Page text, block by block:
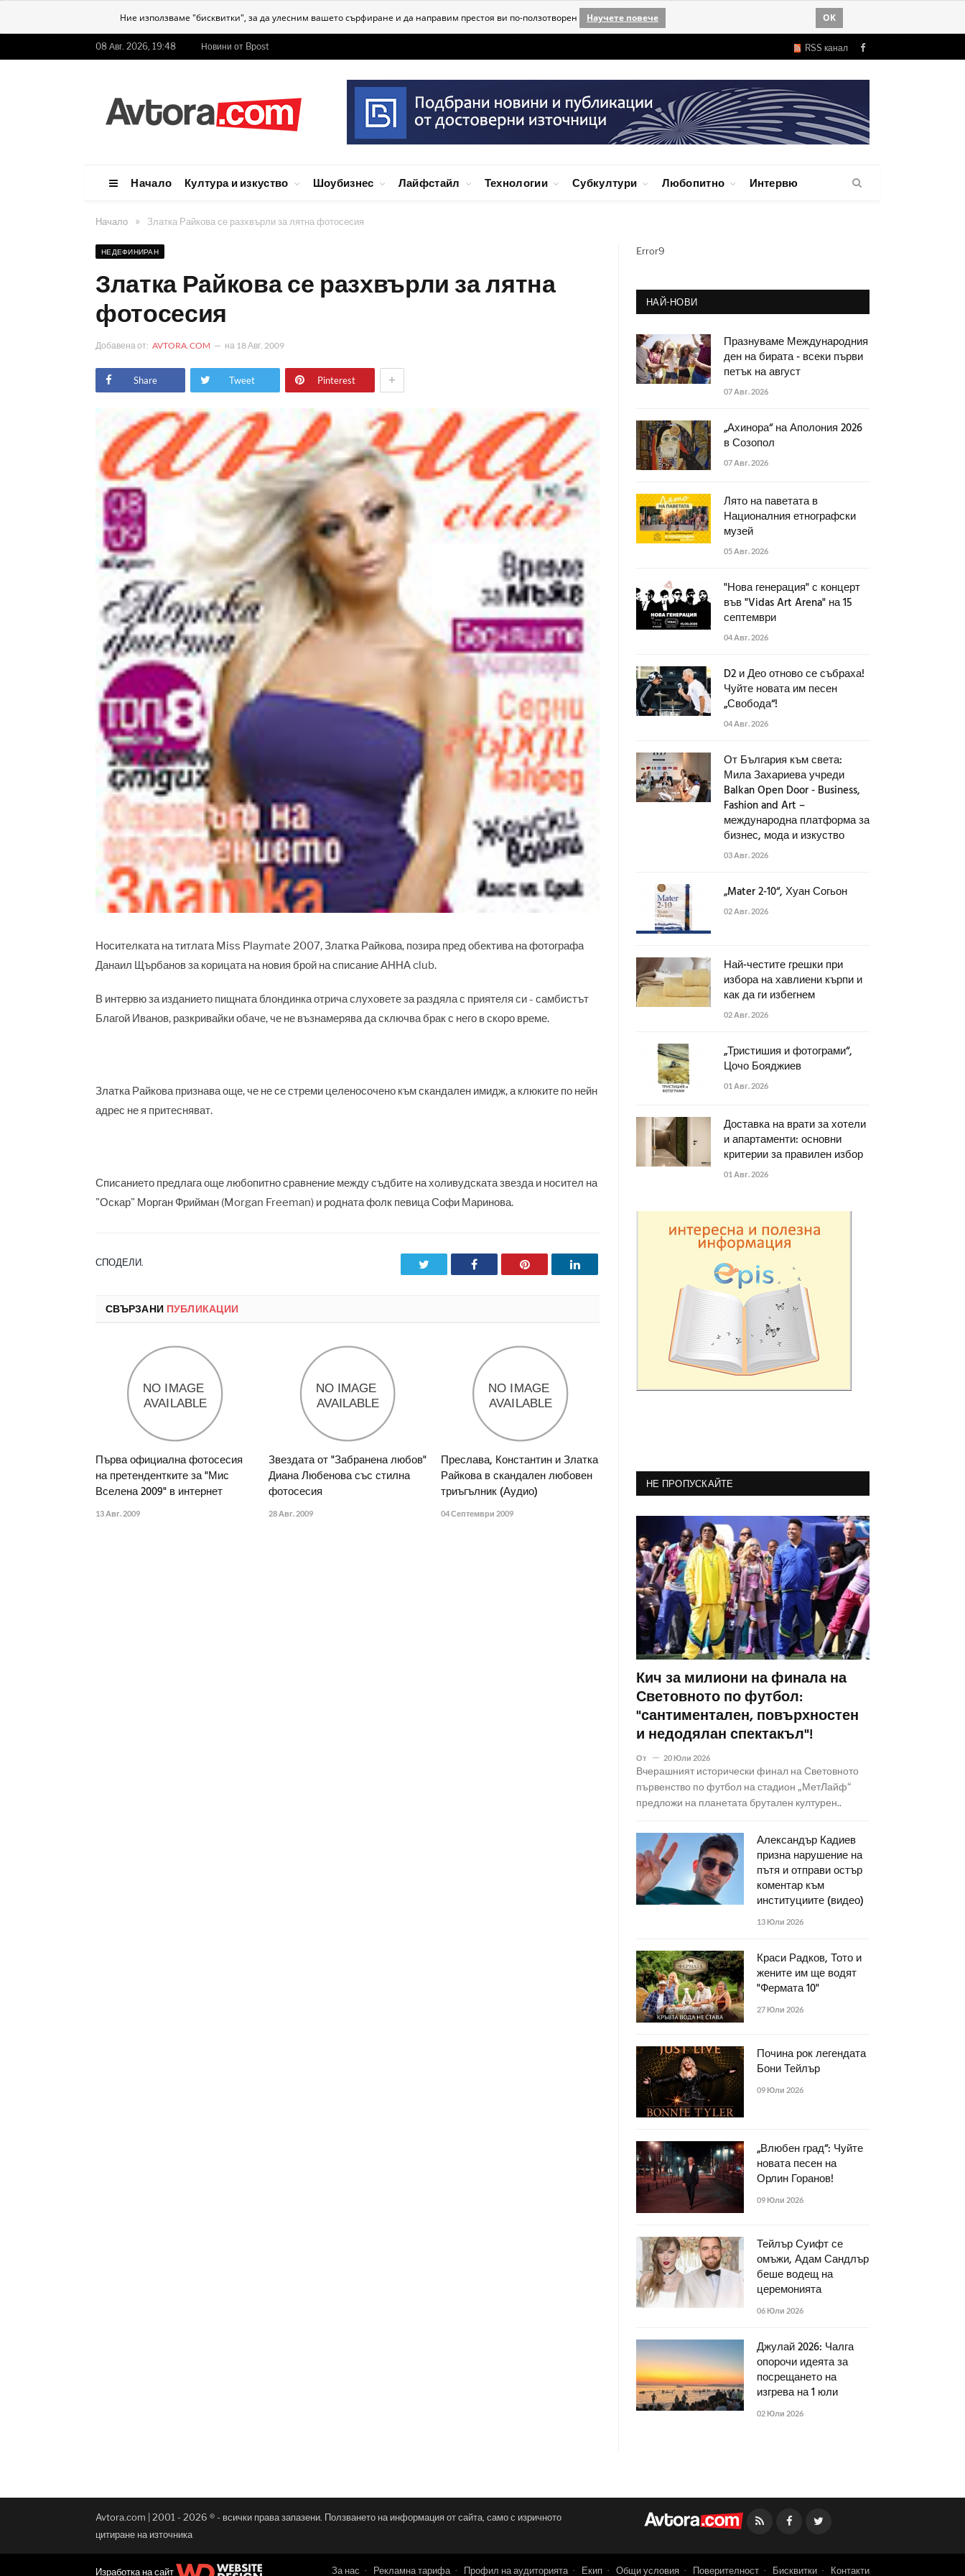
Ние използваме "бисквитки", за да улесним вашето сърфиране и да направим престоя ви по-ползотворен Научете повече OK
08 Авг. 2026, 19:48 Новини от Bpost RSS канал Facebook
Начало Култура и изкуство Шоубизнес Лайфстайл Технологии Субкултури Любопитно Интервю
Начало » Златка Райкова се разхвърли за лятна фотосесия
НЕДЕФИНИРАН
Златка Райкова се разхвърли за лятна
фотосесия
Добавена от: AVTORA.COM на 18 Авг. 2009
Share Tweet Pinterest +
Носителката на титлата Miss Playmate 2007, Златка Райкова, позира пред обектива на фотографа
Данаил Щърбанов за корицата на новия брой на списание АННА club.
В интервю за изданието пищната блондинка отрича слуховете за раздяла с приятеля си - самбистът
Благой Иванов, разкривайки обаче, че не възнамерява да сключва брак с него в скоро време.
Златка Райкова признава още, че не се стреми целеносочено към скандален имидж, а клюките по нейн
адрес не я притесняват.
Списанието предлага още любопитно сравнение между съдбите на холивудската звезда и носител на
"Оскар" Морган Фрийман (Morgan Freeman) и родната фолк певица Софи Маринова.
СПОДЕЛИ. Facebook Pinterest LinkedIn
СВЪРЗАНИ ПУБЛИКАЦИИ
Първа официална фотосесия
на претендентките за "Мис
Вселена 2009" в интернет
13 Авг. 2009
Звездата от "Забранена любов"
Диана Любенова със стилна
фотосесия
28 Авг. 2009
Преслава, Константин и Златка
Райкова в скандален любовен
триъгълник (Аудио)
04 Септември 2009
Error9
НАЙ-НОВИ
Празнуваме Международния
ден на бирата - всеки първи
петък на август
07 Авг. 2026
„Ахинора“ на Аполония 2026
в Созопол
07 Авг. 2026
Лято на паветата в
Националния етнографски
музей
05 Авг. 2026
"Нова генерация" с концерт
във "Vidas Art Arena" на 15
септември
04 Авг. 2026
D2 и Део отново се събраха!
Чуйте новата им песен
„Свобода“!
04 Авг. 2026
От България към света:
Мила Захариева учреди
Balkan Open Door - Business,
Fashion and Art –
международна платформа за
бизнес, мода и изкуство
03 Авг. 2026
„Mater 2-10“, Хуан Согьон
02 Авг. 2026
Най-честите грешки при
избора на хавлиени кърпи и
как да ги избегнем
02 Авг. 2026
„Тристишия и фотограми“,
Цочо Бояджиев
01 Авг. 2026
Доставка на врати за хотели
и апартаменти: основни
критерии за правилен избор
01 Авг. 2026
НЕ ПРОПУСКАЙТЕ
Кич за милиони на финала на
Световното по футбол:
"сантиментален, повърхностен
и недодялан спектакъл"!
От 20 Юли 2026
Вчерашният исторически финал на Световното
първенство по футбол на стадион „МетЛайф“
предложи на планетата брутален културен..
Александър Кадиев
призна нарушение на
пътя и отправи остър
коментар към
институциите (видео)
13 Юли 2026
Краси Радков, Тото и
жените им ще водят
"Фермата 10"
27 Юли 2026
Почина рок легендата
Бони Тейлър
09 Юли 2026
„Влюбен град“: Чуйте
новата песен на
Орлин Горанов!
09 Юли 2026
Тейлър Суифт се
омъжи, Адам Сандлър
беше водещ на
церемонията
06 Юли 2026
Джулай 2026: Чалга
опорочи идеята за
посрещането на
изгрева на 1 юли
02 Юли 2026
Avtora.com | 2001 - 2026 ® - всички права запазени. Ползването на информация от сайта, само с изричното
цитиране на източника
Facebook
Изработка на сайт За нас Рекламна тарифа Профил на аудиторията Екип Общи условия Поверителност Бисквитки Контакти